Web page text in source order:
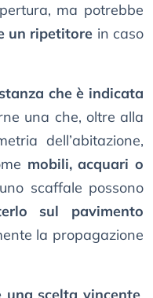
ma potrebbe
un ripetitore in caso
che è indicata
una che, oltre alla
dell’abitazione,
mobili, acquari o
scaffale possono
sul pavimento
la propagazione